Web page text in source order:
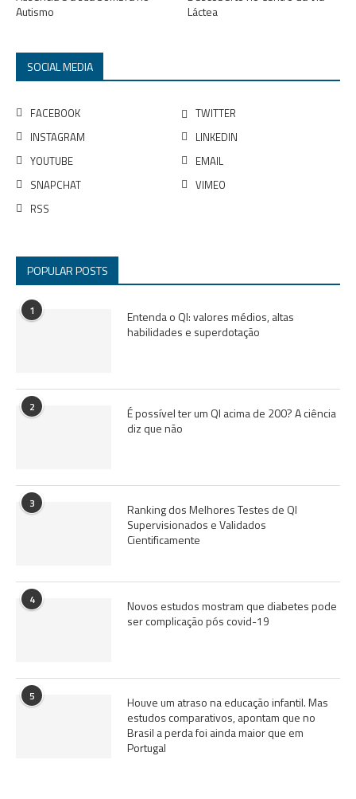
Autismo
Láctea
SOCIAL MEDIA
FACEBOOK
TWITTER
INSTAGRAM
LINKEDIN
YOUTUBE
EMAIL
SNAPCHAT
VIMEO
RSS
POPULAR POSTS
1
Entenda o QI: valores médios, altas
habilidades e superdotação
2
É possível ter um QI acima de 200? A ciência
diz que não
3
Ranking dos Melhores Testes de QI
Supervisionados e Validados
Cientificamente
4
Novos estudos mostram que diabetes pode
ser complicação pós covid-19
5
Houve um atraso na educação infantil. Mas
estudos comparativos, apontam que no
Brasil a perda foi ainda maior que em
Portugal